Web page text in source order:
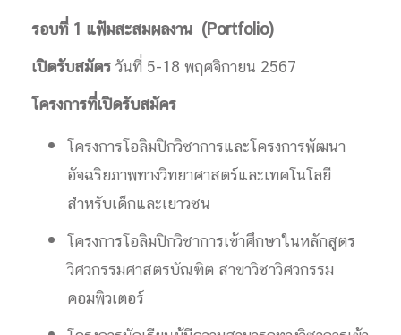
รอบที่ 1 แฟ้มสะสมผลงาน (Portfolio)
เปิดรับสมัครวันที่ 5-18 พฤศจิกายน 2567
โครงการที่เปิดรับสมัคร
โครงการโอลิมปิกวิชาการและโครงการพัฒนา
อัจฉริยภาพทางวิทยาศาสตร์และเทคโนโลยี
สำหรับเด็กและเยาวชน
โครงการโอลิมปิกวิชาการเข้าศึกษาในหลักสูตร
วิศวกรรมศาสตรบัณฑิต สาขาวิชาวิศวกรรม
คอมพิวเตอร์